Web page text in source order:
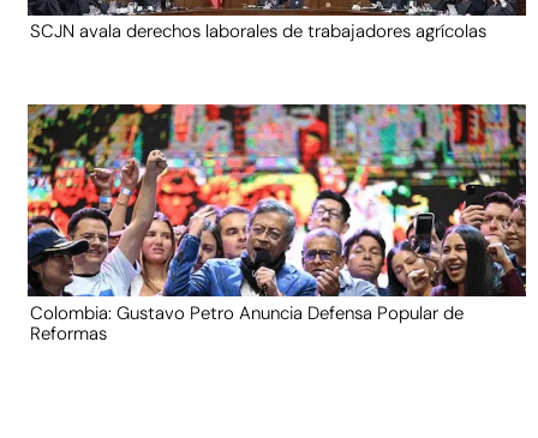
SCJN avala derechos laborales de trabajadores agrícolas
Colombia: Gustavo Petro Anuncia Defensa Popular de
Reformas